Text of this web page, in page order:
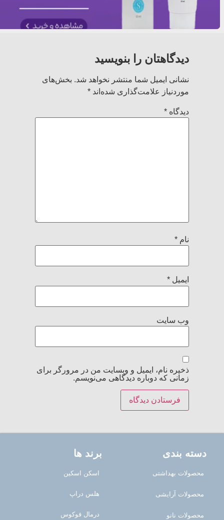
دیدگاهتان را بنویسید
نشانی ایمیل شما منتشر نخواهد شد. بخش‌های
موردنیاز علامت‌گذاری شده‌اند *
دیدگاه*
نام*
ایمیل*
وب‌ سایت
ذخیره نام، ایمیل و وبسایت من در مرورگر برای
زمانی که دوباره دیدگاهی می‌نویسم.
دسته بندی
محصولات بهداشتی
محصولات آرایشی
محصولات نانو
برند ها
اسکن اسکین
هلس دراپ
درمال فوکوس